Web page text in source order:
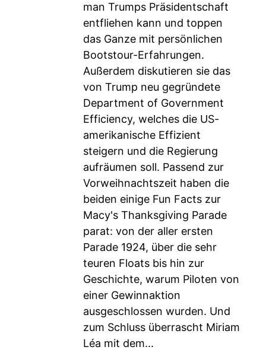
man Trumps Präsidentschaft
entfliehen kann und toppen
das Ganze mit persönlichen
Bootstour-Erfahrungen.
Außerdem diskutieren sie das
von Trump neu gegründete
Department of Government
Efficiency, welches die US-
amerikanische Effizient
steigern und die Regierung
aufräumen soll. Passend zur
Vorweihnachtszeit haben die
beiden einige Fun Facts zur
Macy's Thanksgiving Parade
parat: von der aller ersten
Parade 1924, über die sehr
teuren Floats bis hin zur
Geschichte, warum Piloten von
einer Gewinnaktion
ausgeschlossen wurden. Und
zum Schluss überrascht Miriam
Léa mit dem...